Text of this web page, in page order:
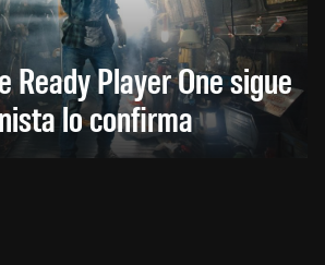
Ready Player One sigue
lo confirma